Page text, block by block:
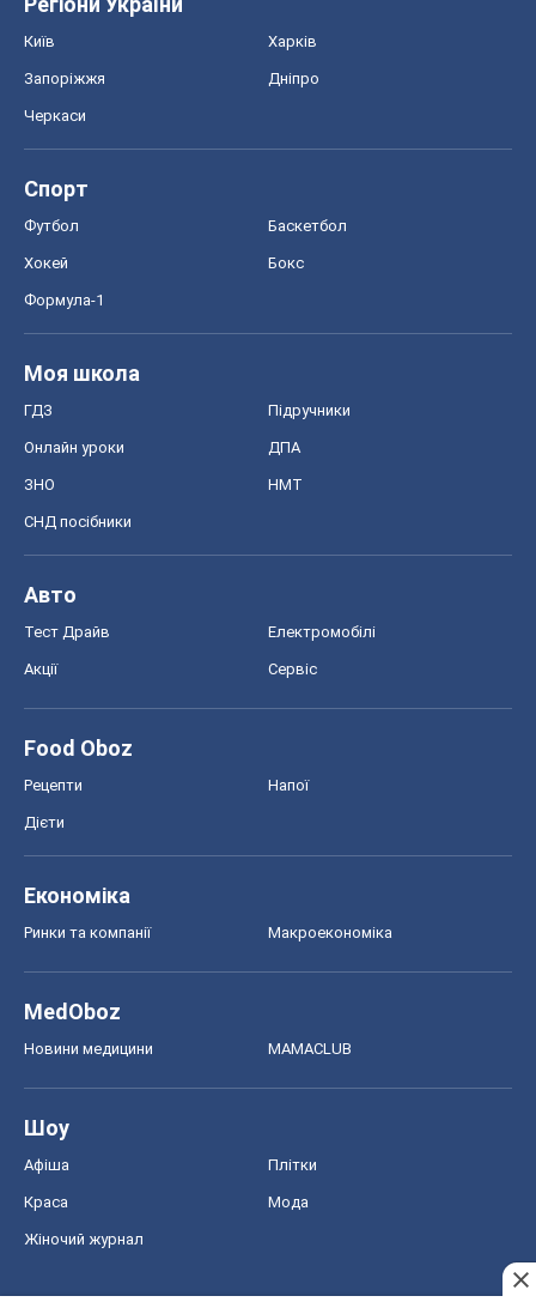
Київ Харків
Запоріжжя Дніпро
Черкаси
Спорт
Футбол Баскетбол
Хокей Бокс
Формула-1
Моя школа
ГДЗ Підручники
Онлайн уроки ДПА
ЗНО НМТ
СНД посібники
Авто
Тест Драйв Електромобілі
Акції Сервіс
Food Oboz
Рецепти Напої
Дієти
Економіка
Ринки та компанії Макроекономіка
MedOboz
Новини медицини MAMACLUB
Шоу
Афіша Плітки
Краса Мода
Жіночий журнал